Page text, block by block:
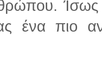
Ίσως
ένα πιο